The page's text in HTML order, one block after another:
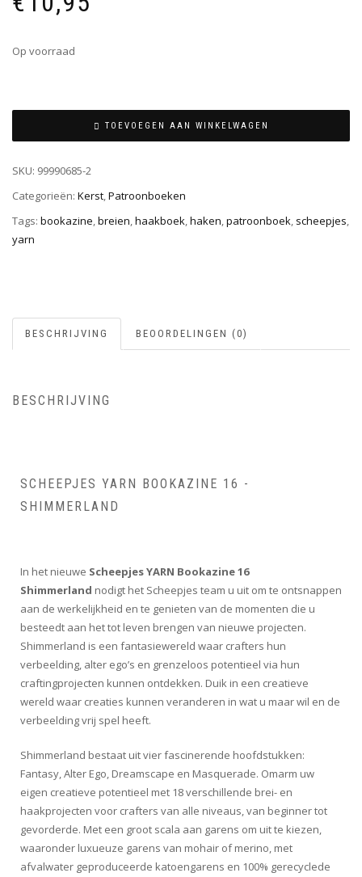
Op voorraad
TOEVOEGEN AAN WINKELWAGEN
SKU: 99990685-2
Categorieën: Kerst,Patroonboeken
Tags: bookazine,breien,haakboek,haken,patroonboek, scheepjes,
yarn
BESCHRIJVING BEOORDELINGEN (0)
BESCHRIJVING
SCHEEPJES YARN BOOKAZINE 16 -
SHIMMERLAND
In het nieuwe Scheepjes YARN Bookazine 16
Shimmerland nodigt het Scheepjes team u uit om te ontsnappen
aan de werkelijkheid en te genieten van de momenten die u
besteedt aan het tot leven brengen van nieuwe projecten.
Shimmerland is een fantasiewereld waar crafters hun
verbeelding, alter ego’s en grenzeloos potentieel via hun
craftingprojecten kunnen ontdekken. Duik in een creatieve
wereld waar creaties kunnen veranderen in wat u maar wil en de
verbeelding vrij spel heeft.
Shimmerland bestaat uit vier fascinerende hoofdstukken:
Fantasy, Alter Ego, Dreamscape en Masquerade. Omarm uw
eigen creatieve potentieel met 18 verschillende brei- en
haakprojecten voor crafters van alle niveaus, van beginner tot
gevorderde. Met een groot scala aan garens om uit te kiezen,
waaronder luxueuze garens van mohair of merino, met
afvalwater geproduceerde katoengarens en 100% gerecyclede